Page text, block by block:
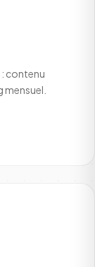
contenu